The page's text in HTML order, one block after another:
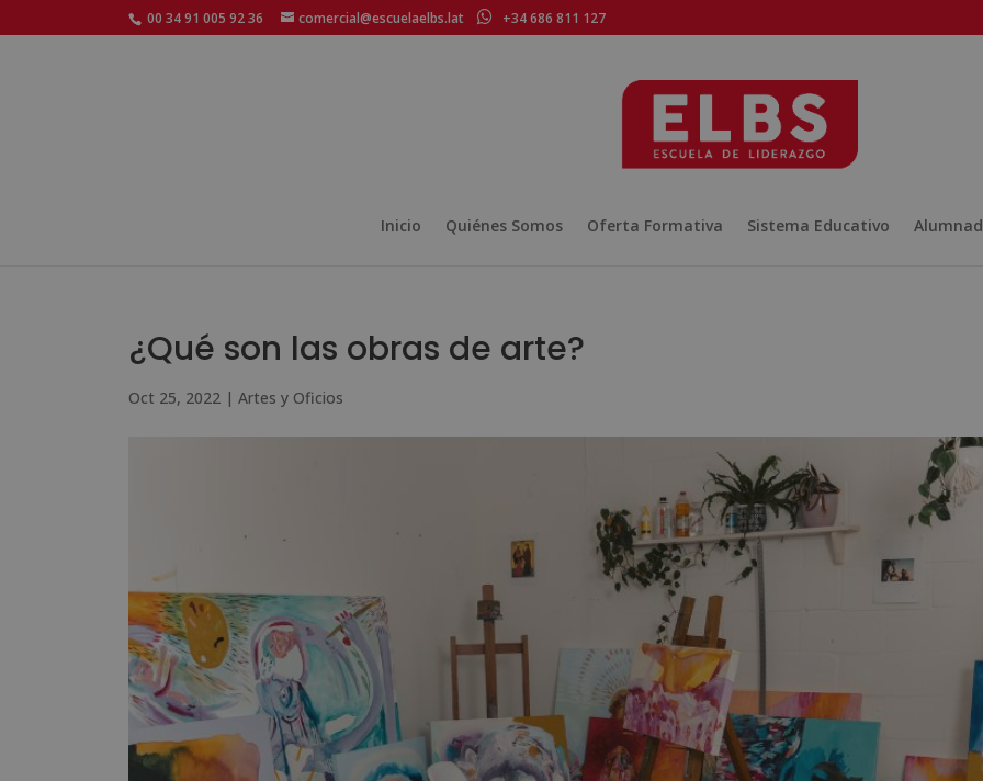
00 34 91 005 92 36 comercial@escuelaelbs.lat +34 686 811 127
Inicio Quiénes Somos Oferta Formativa Sistema Educativo
¿Qué son las obras de arte?
Oct 25, 2022 | Artes y Oficios